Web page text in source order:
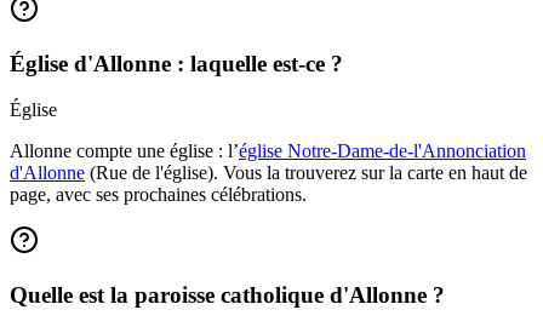
Église d'Allonne : laquelle est-ce ?
Église
Allonne compte une église : l’église Notre-Dame-de-l'Annonciation
d'Allonne (Rue de l'église). Vous la trouverez sur la carte en haut de
page, avec ses prochaines célébrations.
Quelle est la paroisse catholique d'Allonne ?